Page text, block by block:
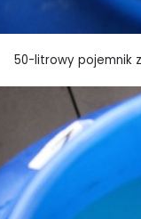
50-litrowy pojemnik